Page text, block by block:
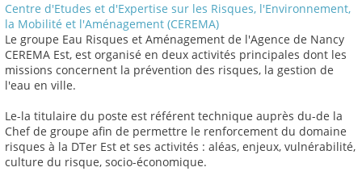
Centre d'Etudes et d'Expertise sur les Risques, l'Environnement,
la Mobilité et l'Aménagement (CEREMA)
Le groupe Eau Risques et Aménagement de l'Agence de Nancy
CEREMA Est, est organisé en deux activités principales dont les
missions concernent la prévention des risques, la gestion de
l'eau en ville.
Le-la titulaire du poste est référent technique auprès du-de la
Chef de groupe afin de permettre le renforcement du domaine
risques à la DTer Est et ses activités : aléas, enjeux, vulnérabilité,
culture du risque, socio-économique.